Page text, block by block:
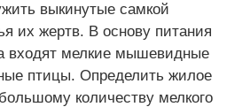
выкинутые самкой
их жертв. В основу питания
входят мелкие мышевидные
птицы. Определить жилое
количеству мелкого